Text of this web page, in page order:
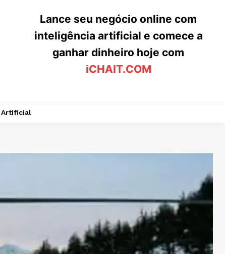
Lance seu negócio online com
inteligência artificial e comece a
ganhar dinheiro hoje com
iCHAIT.COM